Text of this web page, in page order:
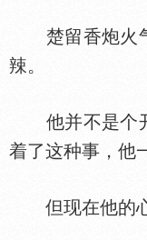
楚留香炮火气
辣。
他并不是个开
着了这种事，他
但现在他的心